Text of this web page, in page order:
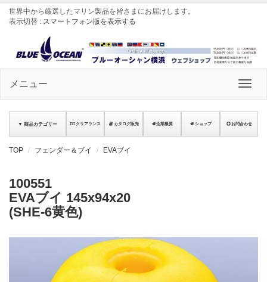
世界中から厳選したマリン製品を皆さまにお届けします。
表示切替 : スマートフォン版を表示する
メニュー
▼ 商品カテゴリー クリアランス カタログ販売 企業概要 ショップ お問合わせ
TOP フェンダー＆ブイ EVAブイ
100551
EVAブイ 145x94x20
(SHE-6黄色)